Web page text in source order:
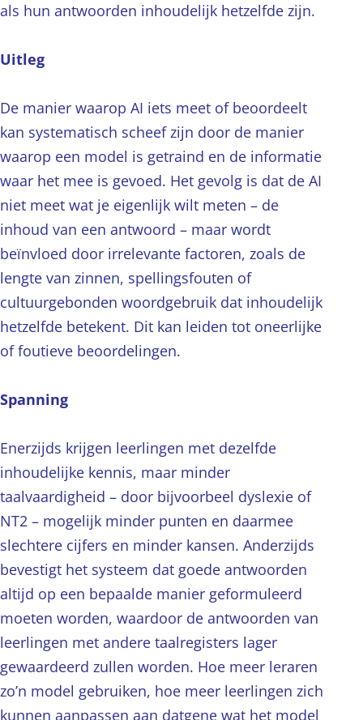
als hun antwoorden inhoudelijk hetzelfde zijn.
Uitleg
De manier waarop AI iets meet of beoordeelt
kan systematisch scheef zijn door de manier
waarop een model is getraind en de informatie
waar het mee is gevoed. Het gevolg is dat de AI
niet meet wat je eigenlijk wilt meten – de
inhoud van een antwoord – maar wordt
beïnvloed door irrelevante factoren, zoals de
lengte van zinnen, spellingsfouten of
cultuurgebonden woordgebruik dat inhoudelijk
hetzelfde betekent. Dit kan leiden tot oneerlijke
of foutieve beoordelingen.
Spanning
Enerzijds krijgen leerlingen met dezelfde
inhoudelijke kennis, maar minder
taalvaardigheid – door bijvoorbeel dyslexie of
NT2 – mogelijk minder punten en daarmee
slechtere cijfers en minder kansen. Anderzijds
bevestigt het systeem dat goede antwoorden
altijd op een bepaalde manier geformuleerd
moeten worden, waardoor de antwoorden van
leerlingen met andere taalregisters lager
gewaardeerd zullen worden. Hoe meer leraren
zo’n model gebruiken, hoe meer leerlingen zich
kunnen aanpassen aan datgene wat het model